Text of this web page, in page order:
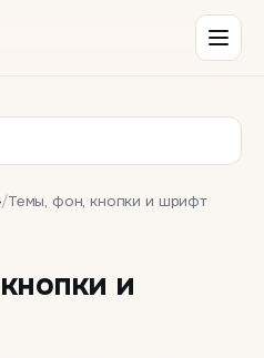
/Темы, фон, кнопки и шрифт
и